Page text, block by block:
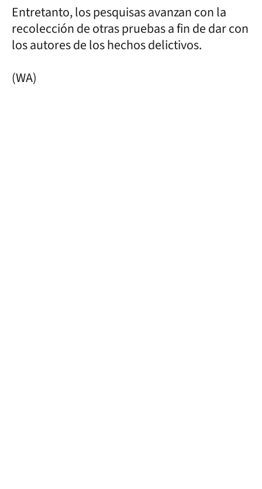
Entretanto, los pesquisas avanzan con la
recolección de otras pruebas a fin de dar con
los autores de los hechos delictivos.
(WA)